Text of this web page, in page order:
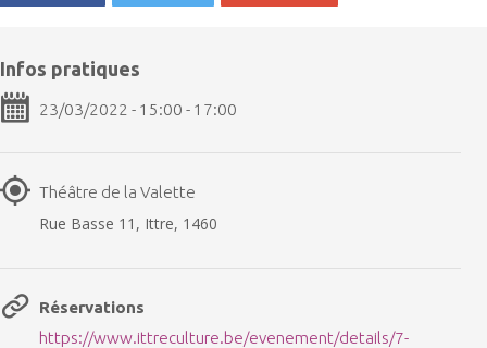
Infos pratiques
23/03/2022 - 15:00 - 17:00
Théâtre de la Valette
Rue Basse 11, Ittre, 1460
Réservations
https://www.ittreculture.be/evenement/details/7-